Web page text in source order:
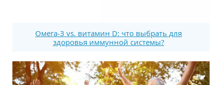
Омега-3 vs. витамин D: что выбрать для
здоровья иммунной системы?